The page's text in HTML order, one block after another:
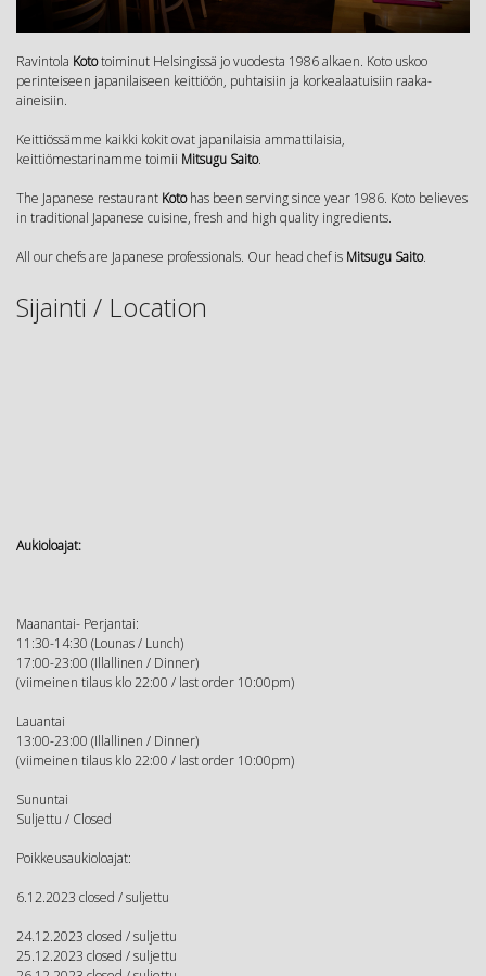
Ravintola Kototoiminut Helsingissä jo vuodesta 1986 alkaen. Koto uskoo
perinteiseen japanilaiseen keittiöön, puhtaisiin ja korkealaatuisiin raaka-
aineisiin.
Keittiössämme kaikki kokit ovat japanilaisia ammattilaisia,
keittiömestarinamme toimii Mitsugu Saito.
The Japanese restaurant Kotohas been serving since year 1986. Koto believes
in traditional Japanese cuisine, fresh and high quality ingredients.
All our chefs are Japanese professionals. Our head chef is Mitsugu Saito.
Sijainti / Location
Aukioloajat:
Maanantai- Perjantai:
11:30-14:30 (Lounas / Lunch)
17:00-23:00 (Illallinen / Dinner)
(viimeinen tilaus klo 22:00 / last order 10:00pm)
Lauantai
13:00-23:00 (Illallinen / Dinner)
(viimeinen tilaus klo 22:00 / last order 10:00pm)
Sununtai
Suljettu / Closed
Poikkeusaukioloajat:
6.12.2023 closed / suljettu
24.12.2023 closed / suljettu
25.12.2023 closed / suljettu